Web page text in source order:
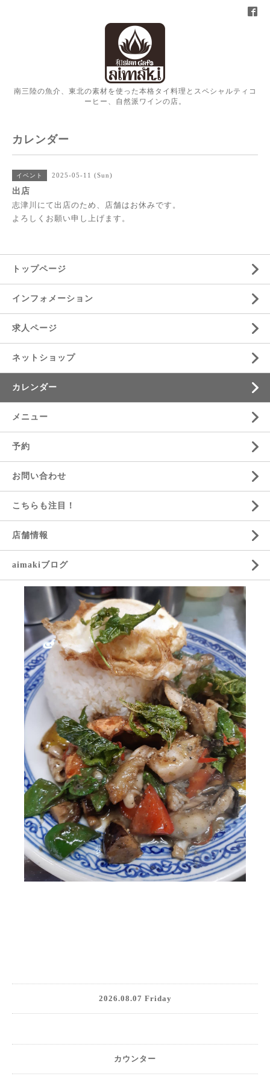
南三陸の魚介、東北の素材を使った本格タイ料理とスペシャルティコ
ーヒー、自然派ワインの店。
カレンダー
イベント 2025-05-11 (Sun)
出店
志津川にて出店のため、店舗はお休みです。
よろしくお願い申し上げます。
トップページ
インフォメーション
求人ページ
ネットショップ
カレンダー
メニュー
予約
お問い合わせ
こちらも注目！
店舗情報
aimakiブログ
2026.08.07 Friday
カウンター